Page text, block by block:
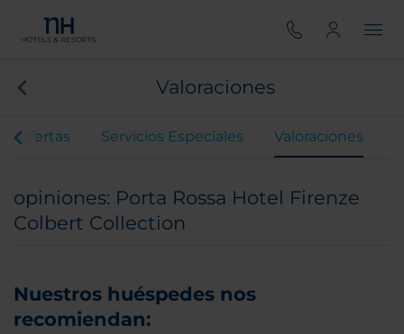
Valoraciones
Ofertas Servicios Especiales Valoraciones
opiniones: Porta Rossa Hotel Firenze
Colbert Collection
Nuestros huéspedes nos
recomiendan: